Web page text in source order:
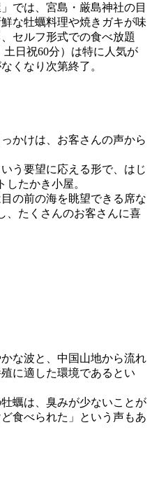
では、宮島・厳島神社の目
な牡蠣料理や焼きガキが味
セルフ形式での食べ放題
土日祝60分）は特に人気が
くなり次第終了。
かけは、お客さんの声から
う要望に応える形で、はじ
たかき小屋。
の前の海を眺望できる席な
、たくさんのお客さんに喜
な波と、中国山地から流れ
に適した環境であるとい
蠣は、臭みが少ないことが
食べられた」という声もあ